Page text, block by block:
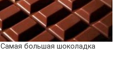
Самая большая шоколадка